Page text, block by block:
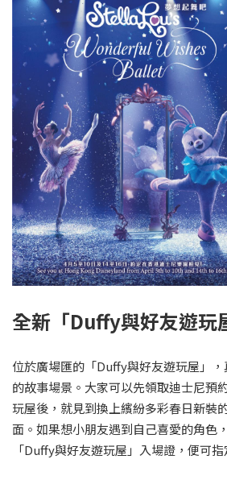
全新「Duffy與好友遊玩
位於廣場匯的「Duffy與好友遊玩屋」
的故事場景。大家可以先領取迪士尼預
玩屋後，就見到換上繽紛多彩春日新裝
面。如果想小朋友遇到自己喜愛的角色
「Duffy與好友遊玩屋」入場證，便可指